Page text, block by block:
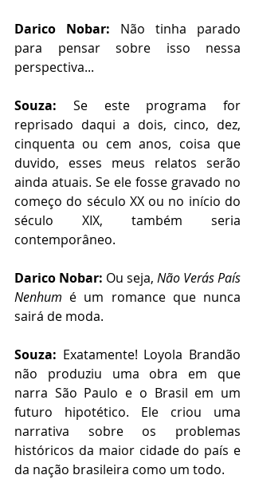
Darico Nobar: Não tinha parado
para pensar sobre isso nessa
perspectiva...
Souza: Se este programa for
reprisado daqui a dois, cinco, dez,
cinquenta ou cem anos, coisa que
duvido, esses meus relatos serão
ainda atuais. Se ele fosse gravado no
começo do século XX ou no início do
século XIX, também seria
contemporâneo.
Darico Nobar: Ou seja, Não Verás País
Nenhum é um romance que nunca
sairá de moda.
Souza: Exatamente! Loyola Brandão
não produziu uma obra em que
narra São Paulo e o Brasil em um
futuro hipotético. Ele criou uma
narrativa sobre os problemas
históricos da maior cidade do país e
da nação brasileira como um todo.